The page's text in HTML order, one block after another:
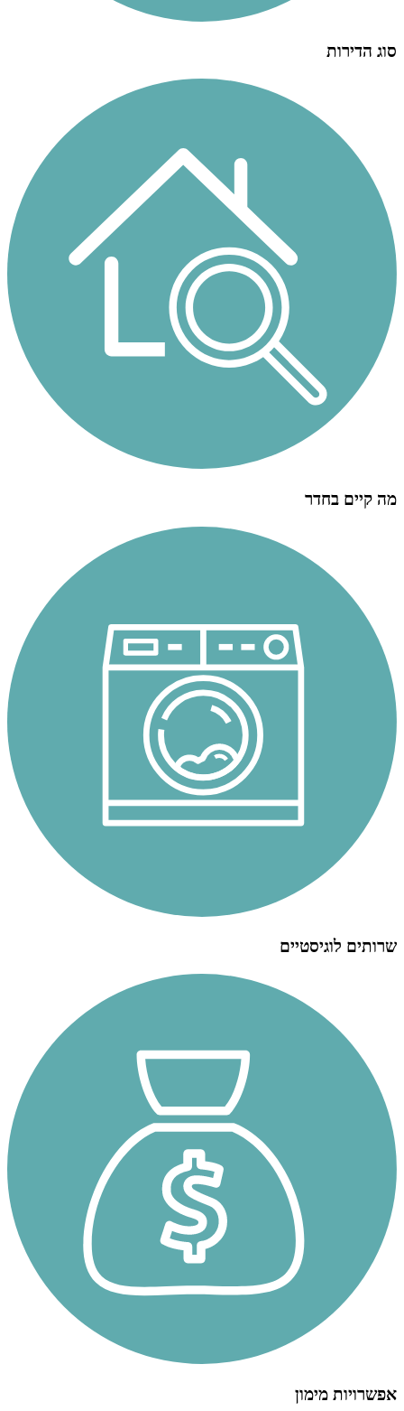
סוג הדירות
מה קיים בחדר
שרותים לוגיסטיים
אפשרויות מימון